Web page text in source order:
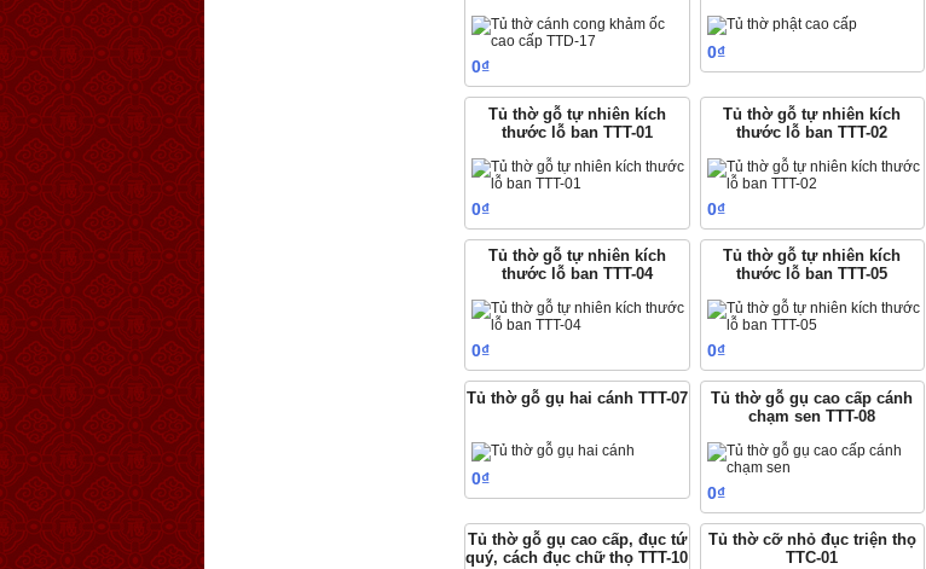
0₫
0₫
Tủ thờ gỗ tự nhiên kích
thước lỗ ban TTT-01
0₫
Tủ thờ gỗ tự nhiên kích
thước lỗ ban TTT-02
0₫
Tủ thờ gỗ tự nhiên kích
thước lỗ ban TTT-04
0₫
Tủ thờ gỗ tự nhiên kích
thước lỗ ban TTT-05
0₫
Tủ thờ gỗ gụ hai cánh TTT-07
0₫
Tủ thờ gỗ gụ cao cấp cánh
chạm sen TTT-08
0₫
Tủ thờ gỗ gụ cao cấp, đục tứ
quý, cách đục chữ thọ TTT-10
Tủ thờ cỡ nhỏ đục triện thọ
TTC-01